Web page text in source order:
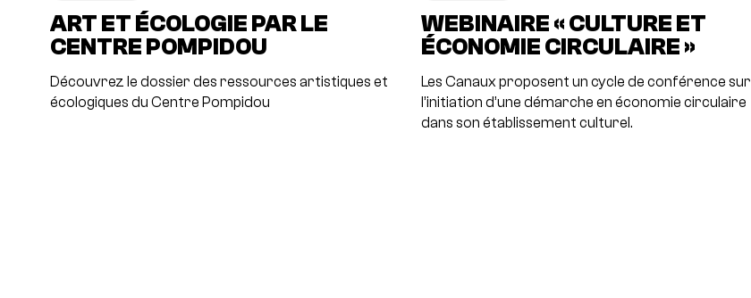
ART ET ÉCOLOGIE PAR LE
CENTRE POMPIDOU
Découvrez le dossier des ressources artistiques et
écologiques du Centre Pompidou
WEBINAIRE « CULTURE ET
ÉCONOMIE CIRCULAIRE »
Les Canaux proposent un cycle de conférence sur
l’initiation d’une démarche en économie circulaire
dans son établissement culturel.